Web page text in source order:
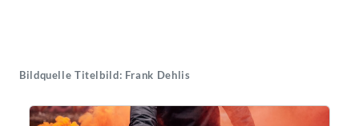
Bildquelle Titelbild: Frank Dehlis